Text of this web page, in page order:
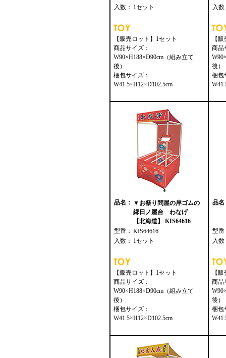
入数： 1セット
【販売ロット】1セット
商品サイズ：
W90×H188×D90cm（組み立て
後）
梱包サイズ：
W41.5×H12×D102.5cm
入数
【
商品
後）
梱包
品名： ▼お祭り問屋の岸ゴムの
縁日ノ屋台 わなげ
【北海道】 KIS64616
型番： KIS64616
入数： 1セット
【販売ロット】1セット
商品サイズ：
W90×H188×D90cm（組み立て
後）
梱包サイズ：
W41.5×H12×D102.5cm
品名
型番
入数
【
商品
後）
梱包